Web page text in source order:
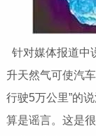
针对媒体报道中
升天然气可使汽
行驶5万公里”的
算是谣言。这是